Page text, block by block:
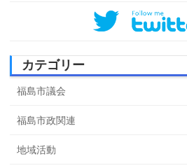
カテゴリー
福島市議会
福島市政関連
地域活動